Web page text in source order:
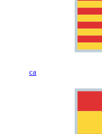
ca